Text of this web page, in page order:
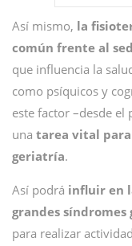
Así mismo, la
común frente al
que influencia la
como psíquicos y
este factor –desde
una tarea vital
geriatría.
Así podrá influir en
grandes síndromes
para realizar